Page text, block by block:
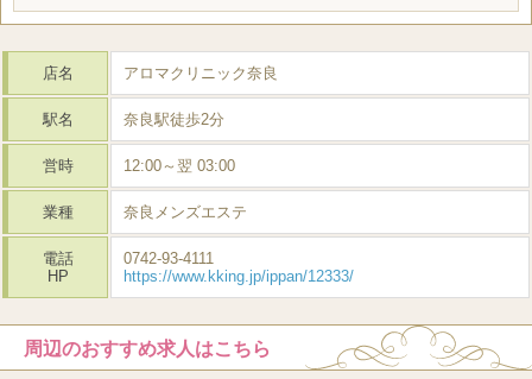
店名 アロマクリニック奈良
駅名 奈良駅徒歩2分
営時 12:00～翌 03:00
業種 奈良メンズエステ
電話
HP
0742-93-4111
https://www.kking.jp/ippan/12333/
周辺のおすすめ求人はこちら